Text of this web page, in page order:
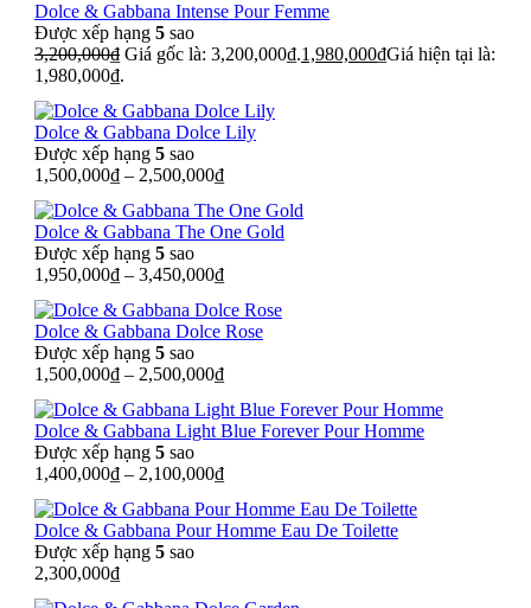
Dolce & Gabbana Intense Pour Femme
Được xếp hạng 5 sao
3,200,000₫ Giá gốc là: 3,200,000₫.1,980,000₫Giá hiện tại là:
1,980,000₫.
Dolce & Gabbana Dolce Lily
Được xếp hạng 5 sao
1,500,000₫ – 2,500,000₫
Dolce & Gabbana The One Gold
Được xếp hạng 5 sao
1,950,000₫ – 3,450,000₫
Dolce & Gabbana Dolce Rose
Được xếp hạng 5 sao
1,500,000₫ – 2,500,000₫
Dolce & Gabbana Light Blue Forever Pour Homme
Được xếp hạng 5 sao
1,400,000₫ – 2,100,000₫
Dolce & Gabbana Pour Homme Eau De Toilette
Được xếp hạng 5 sao
2,300,000₫